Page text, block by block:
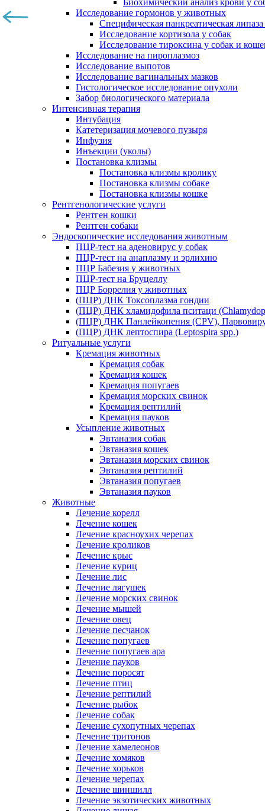
Биохимический анализ крови у
Исследование гормонов у животных
Специфическая панкреатическая
Исследование кортизола у собак
Исследование тироксина у собак и
Исследование на пироплазмоз
Исследование выпотов
Исследование вагинальных мазков
Гистологическое исследование опухоли
Забор биологического материала
Интенсивная терапия
Интубация
Катетеризация мочевого пузыря
Инфузия
Инъекции (уколы)
Постановка клизмы
Постановка клизмы кролику
Постановка клизмы собаке
Постановка клизмы кошке
Рентгенологические услуги
Рентген кошки
Рентген собаки
Эндоскопические исследования животным
ПЦР-тест на аденовирус у собак
ПЦР-тест на анаплазму и эрлихию
ПЦР Бабезия у животных
ПЦР-тест на Бруцеллу
ПЦР Боррелия у животных
(ПЦР) ДНК Токсоплазма гондии
(ПЦР) ДНК хламидофила пситаци
(ПЦР) ДНК Панлейкопения (CPV),
(ПЦР) ДНК лептоспира (Leptospira spp.)
Ритуальные услуги
Кремация животных
Кремация собак
Кремация кошек
Кремация попугаев
Кремация морских свинок
Кремация рептилий
Кремация пауков
Усыпление животных
Эвтаназия собак
Эвтаназия кошек
Эвтаназия морских свинок
Эвтаназия рептилий
Эвтаназия попугаев
Эвтаназия пауков
Животные
Лечение корелл
Лечение кошек
Лечение красноухих черепах
Лечение кроликов
Лечение крыс
Лечение куриц
Лечение лис
Лечение лягушек
Лечение морских свинок
Лечение мышей
Лечение овец
Лечение песчанок
Лечение попугаев
Лечение попугаев ара
Лечение пауков
Лечение поросят
Лечение птиц
Лечение рептилий
Лечение рыбок
Лечение собак
Лечение сухопутных черепах
Лечение тритонов
Лечение хамелеонов
Лечение хомяков
Лечение хорьков
Лечение черепах
Лечение шиншилл
Лечение экзотических животных